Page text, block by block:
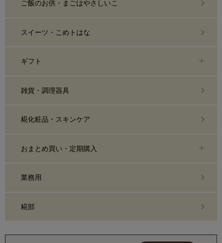
ご飯のお供・まごはやさしいこ
スイーツ・こめトはな
ギフト
雑貨・調理器具
糀化粧品・スキンケア
おまとめ買い・定期購入
業務用
糀部